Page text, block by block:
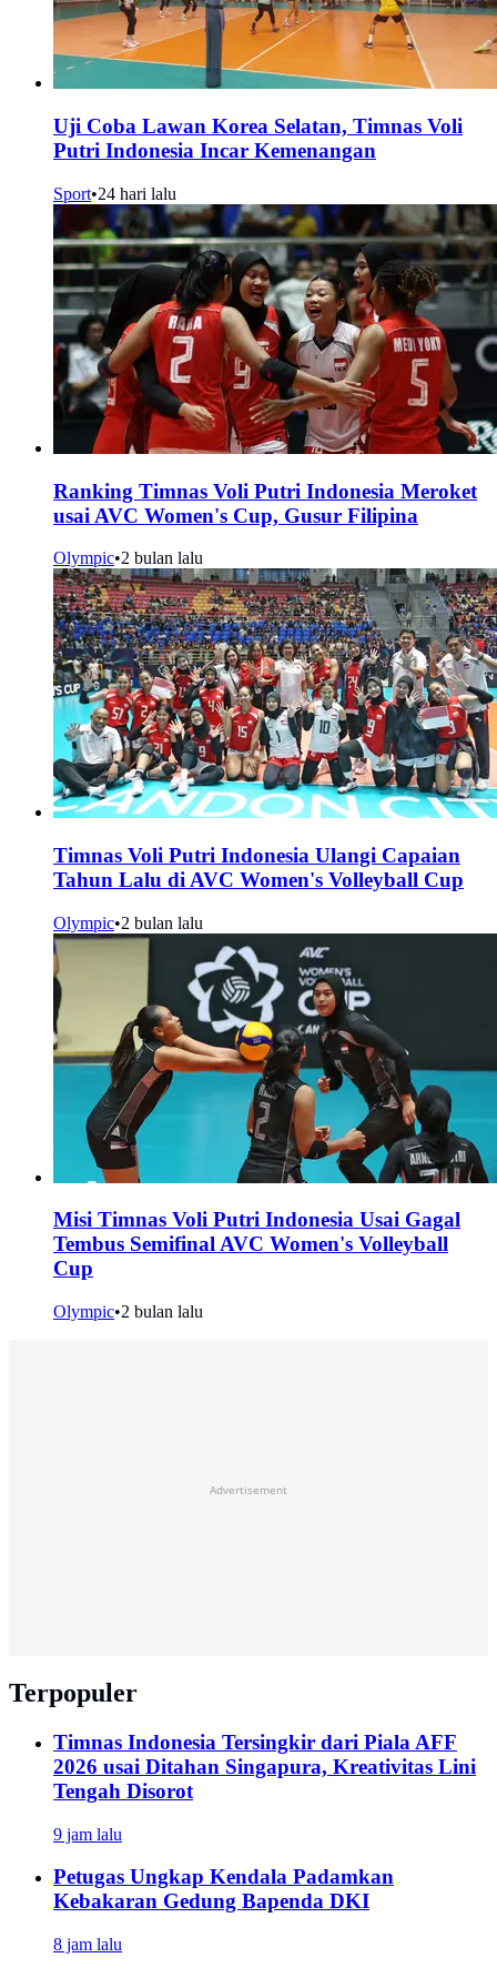
Uji Coba Lawan Korea Selatan, Timnas Voli
Putri Indonesia Incar Kemenangan
Sport•24 hari lalu
Ranking Timnas Voli Putri Indonesia Meroket
usai AVC Women's Cup, Gusur Filipina
Olympic•2 bulan lalu
Timnas Voli Putri Indonesia Ulangi Capaian
Tahun Lalu di AVC Women's Volleyball Cup
Olympic•2 bulan lalu
Misi Timnas Voli Putri Indonesia Usai Gagal
Tembus Semifinal AVC Women's Volleyball
Cup
Olympic•2 bulan lalu
Advertisement
Terpopuler
Timnas Indonesia Tersingkir dari Piala AFF
2026 usai Ditahan Singapura, Kreativitas Lini
Tengah Disorot
9 jam lalu
Petugas Ungkap Kendala Padamkan
Kebakaran Gedung Bapenda DKI
8 jam lalu